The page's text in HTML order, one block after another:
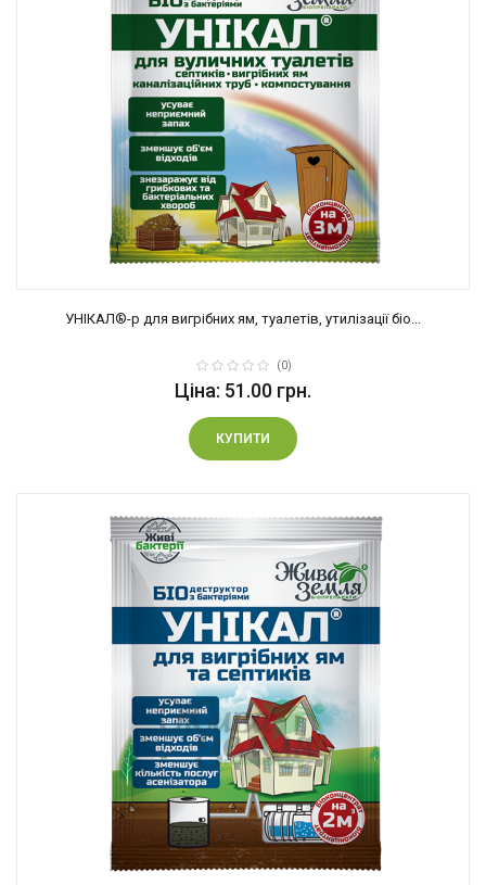
УНІКАЛ®-р для вигрібних ям, туалетів, утилізації біо...
(0)
Ціна: 51.00 грн.
КУПИТИ